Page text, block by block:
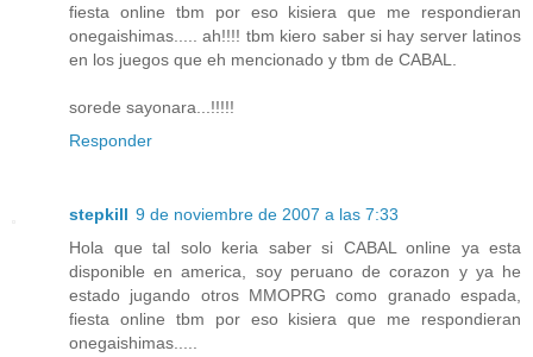
fiesta online tbm por eso kisiera que me respondieran
onegaishimas..... ah!!!! tbm kiero saber si hay server latinos
en los juegos que eh mencionado y tbm de CABAL.
sorede sayonara...!!!!!
Responder
stepkill 9 de noviembre de 2007 a las 7:33
Hola que tal solo keria saber si CABAL online ya esta
disponible en america, soy peruano de corazon y ya he
estado jugando otros MMOPRG como granado espada,
fiesta online tbm por eso kisiera que me respondieran
onegaishimas.....